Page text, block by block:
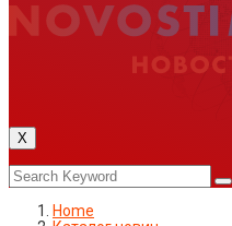
X
Home